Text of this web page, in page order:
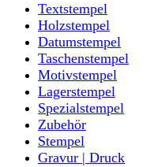
Textstempel
Holzstempel
Datumstempel
Taschenstempel
Motivstempel
Lagerstempel
Spezialstempel
Zubehör
Stempel
Gravur | Druck